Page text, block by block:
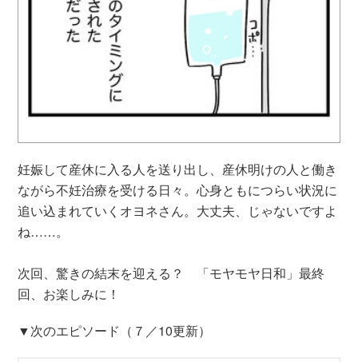
妊娠して産休に入る人を送り出し、産休明けの人と働き
ながら不妊治療を受ける日々。心身ともにつらい状況に
追い込まれていくオヨネさん。大丈夫、じゃないですよ
ね……。
次回、驚きの結末を迎える？ 「モヤモヤ日和」最終
回、お楽しみに！
▼次のエピソード（７／10更新）